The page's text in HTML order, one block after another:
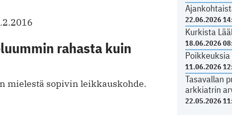
rahasta kuin
mielestä sopivin leikkauskohde.
22.06.2026
Kurkista
18.06.2026
11.06.2026
Tasavallan
arkkiatrin
22.05.2026